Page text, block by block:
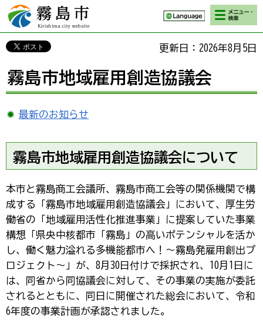
霧島市 Kirishima
city website
検索・メニ
ュー
更新日：2026年8月5日
霧島市地域雇用創造協議会
最新のお知らせ
霧島市地域雇用創造協議会について
本市と霧島商工会議所、霧島市商工会等の関係機関で構
成する「霧島市地域雇用創造協議会」において、厚生労
働省の「地域雇用活性化推進事業」に提案していた事業
構想「県央中核都市「霧島」の高いポテンシャルを活か
し、働く魅力溢れる多機能都市へ！～霧島発雇用創出プ
ロジェクト～」が、8月30日付けで採択され、10月1日に
は、同省から同協議会に対して、その事業の実施が委託
されるとともに、同日に開催された総会において、令和
6年度の事業計画が承認されました。